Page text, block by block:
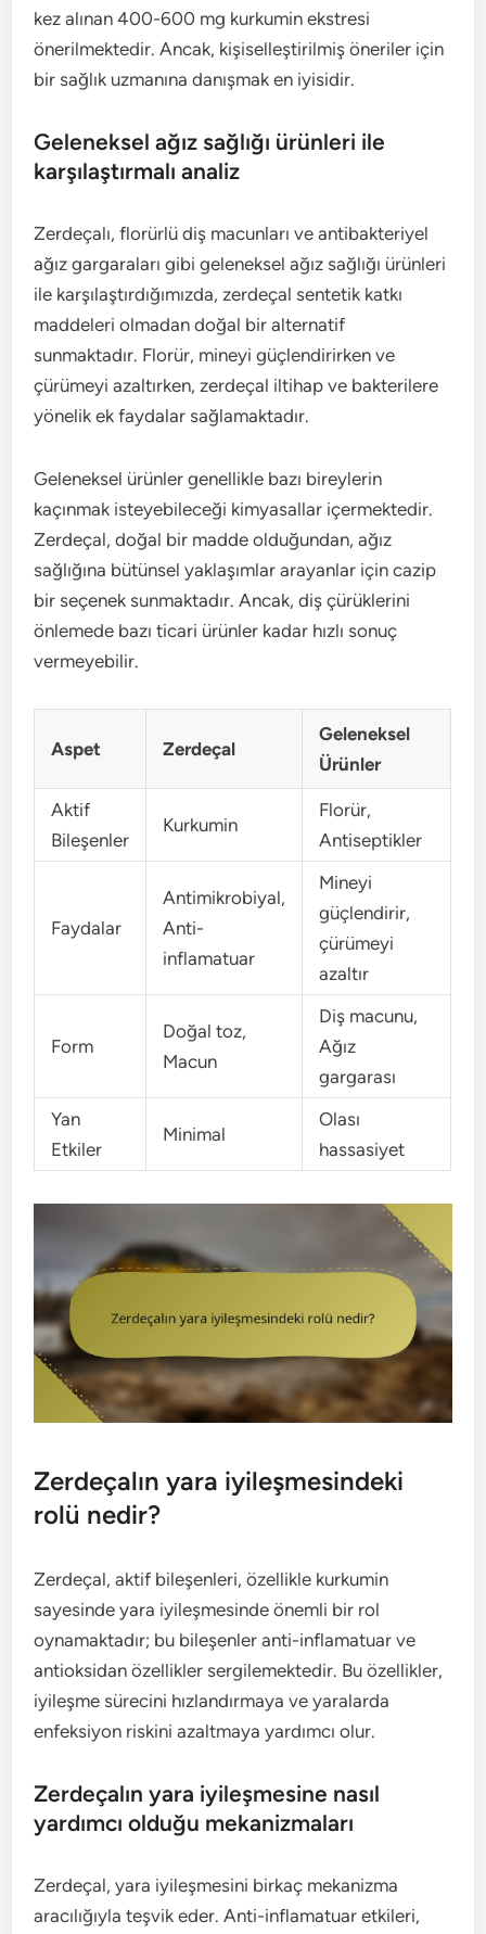
kez alınan 400-600 mg kurkumin ekstresi
önerilmektedir. Ancak, kişiselleştirilmiş öneriler için
bir sağlık uzmanına danışmak en iyisidir.
Geleneksel ağız sağlığı ürünleri ile
karşılaştırmalı analiz
Zerdeçalı, florürlü diş macunları ve antibakteriyel
ağız gargaraları gibi geleneksel ağız sağlığı ürünleri
ile karşılaştırdığımızda, zerdeçal sentetik katkı
maddeleri olmadan doğal bir alternatif
sunmaktadır. Florür, mineyi güçlendirirken ve
çürümeyi azaltırken, zerdeçal iltihap ve bakterilere
yönelik ek faydalar sağlamaktadır.
Geleneksel ürünler genellikle bazı bireylerin
kaçınmak isteyebileceği kimyasallar içermektedir.
Zerdeçal, doğal bir madde olduğundan, ağız
sağlığına bütünsel yaklaşımlar arayanlar için cazip
bir seçenek sunmaktadır. Ancak, diş çürüklerini
önlemede bazı ticari ürünler kadar hızlı sonuç
vermeyebilir.
Aspet Zerdeçal
Geleneksel
Ürünler
Aktif
Bileşenler
Kurkumin
Florür,
Antiseptikler
Faydalar
Antimikrobiyal,
Anti-
inflamatuar
Mineyi
güçlendirir,
çürümeyi
azaltır
Form
Doğal toz,
Macun
Diş macunu,
Ağız
gargarası
Yan
Etkiler
Minimal
Olası
hassasiyet
Zerdeçalın yara iyileşmesindeki
rolü nedir?
Zerdeçal, aktif bileşenleri, özellikle kurkumin
sayesinde yara iyileşmesinde önemli bir rol
oynamaktadır; bu bileşenler anti-inflamatuar ve
antioksidan özellikler sergilemektedir. Bu özellikler,
iyileşme sürecini hızlandırmaya ve yaralarda
enfeksiyon riskini azaltmaya yardımcı olur.
Zerdeçalın yara iyileşmesine nasıl
yardımcı olduğu mekanizmaları
Zerdeçal, yara iyileşmesini birkaç mekanizma
aracılığıyla teşvik eder. Anti-inflamatuar etkileri,